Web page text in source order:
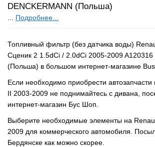
DENCKERMANN (Польша)
Подробнее...
Топливный фильтр (без датчика воды)
Сценик 2 1.5dCi / 2.0dCi 2005-2009 A120316
(Польша) в большом интернет-магазине
Если необходимо приобрести
II 2003-2009 не поднимайтесь с дивана,
интернет-магазин Бус Шоп.
Выберите необходимые элементы на
2009 для коммерческого автомобиля.
Бердянске как можно скорее.